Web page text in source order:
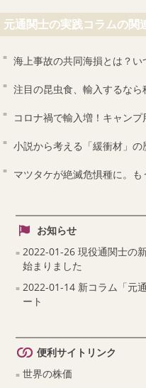
元通関士の実践コラムの関
海上事故の共同海損とは？い
注目の昆虫食、輸入するなら
コロナ禍で輸入増！キャン
小説から考える「緩衝材」の
マツタケが絶滅危惧種に。も
お知らせ
2022-01-26 現役通関士の
始まりました
2022-01-14 新コラム「元
ート
便利サイトリンク
世界の株価